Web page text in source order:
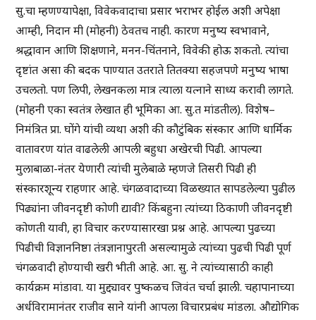
सु.चा म्हणण्यापेक्षा, विवेकवादाचा प्रसार भराभर होईल अशी अपेक्षा
आम्ही, निदान मी (मोहनी) ठेवतच नाही. कारण मनुष्य स्वभावाने,
श्रद्धावान आणि शिक्षणाने, मनन-चिंतनाने, विवेकी होऊ शकतो. त्यांचा
दृष्टांत असा की बदक पाण्यात उतराते तितक्या सहजपणे मनुष्य भाषा
उचलतो. पण लिपी, लेखनकला मात्र त्याला यत्नाने साध्य करावी लागते.
(मोहनी एका स्वतंत्र लेखात ही भूमिका आ. सु.त मांडतील). विशेष–
निमंत्रित प्रा. घोंगे यांची व्यथा अशी की कौटुंबिक संस्कार आणि धार्मिक
वातावरण यांत वाढलेली आपली बहुधा अखेरची पिढी. आपल्या
मुलाबाळा-नंतर येणारी त्यांची मुलेबाळे म्हणजे तिसरी पिढी ही
संस्कारशून्य राहणार आहे. चंगळवादाच्या विळख्यात सापडलेल्या पुढील
पिढ्यांना जीवनदृष्टी कोणी द्यावी? किंबहुना त्यांच्या ठिकाणी जीवनदृष्टी
कोणती यावी, हा विचार करण्यासारखा प्रश्न आहे. आपल्या पुढच्या
पिढीची विज्ञाननिष्ठा तंत्रज्ञानापुरती असल्यामुळे त्यांच्या पुढची पिढी पूर्ण
चंगळवादी होण्याची खरी भीती आहे. आ. सु. ने त्यांच्यासाठी काही
कार्यक्रम मांडावा. या मुद्द्यावर पुष्कळच जिवंत चर्चा झाली. चहापानाच्या
अर्धविरामानंतर राजीव साने यांनी आपला विचारप्रबंध मांडला. औद्योगिक